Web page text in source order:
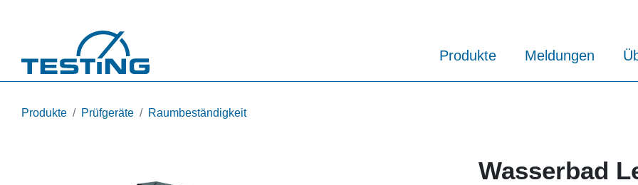
Produkte Meldungen
Produkte Prüfgeräte Raumbeständigkeit
Wasserbad